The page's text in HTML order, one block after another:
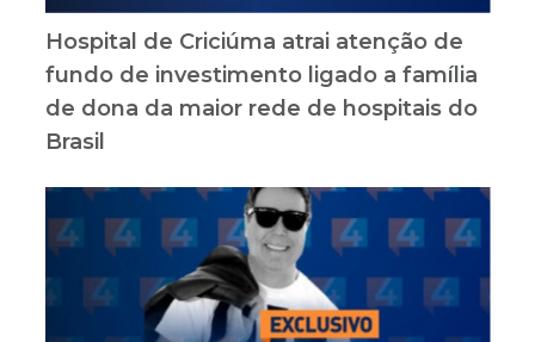
Hospital de Criciúma atrai atenção de
fundo de investimento ligado a família
de dona da maior rede de hospitais do
Brasil